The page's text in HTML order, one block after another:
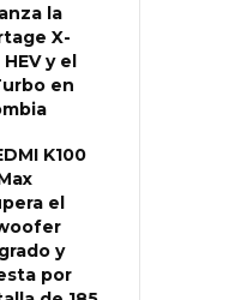
la
X-
y el
en
K100
el
y
por